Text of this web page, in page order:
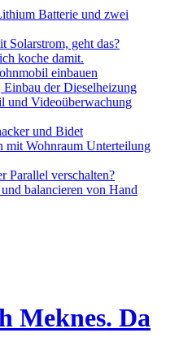
Batterie und zwei
Solarstrom, geht das?
koche damit.
einbauen
der Dieselheizung
und Videoüberwachung
und Bidet
mit Wohnraum Unterteilung
Parallel verschalten?
balancieren von Hand
Meknes. Da